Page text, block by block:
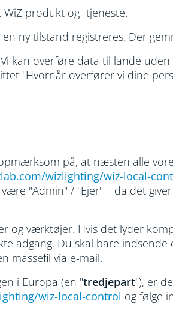
produkt og -tjeneste.
ny tilstand registreres. Der
kan overføre data til lande
"Hvornår overfører vi dine
på, at næsten alle
wizlighting/wiz-local-
"Admin" / "Ejer" – da det
og værktøjer. Hvis det lyder
adgang. Du skal bare indsende
massefil via e-mail.
i Europa (en "tredjepart"), er
wiz-local-control og følge